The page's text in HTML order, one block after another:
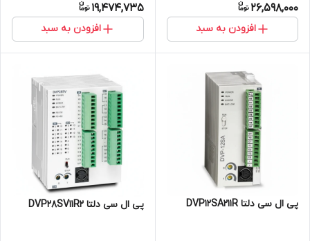
26,598,000
افزودن به سبد
19,474,735
افزودن به سبد
پی ال سی دلتا DVP12SA211R پی ال سی دلتا DVP28SV11R2